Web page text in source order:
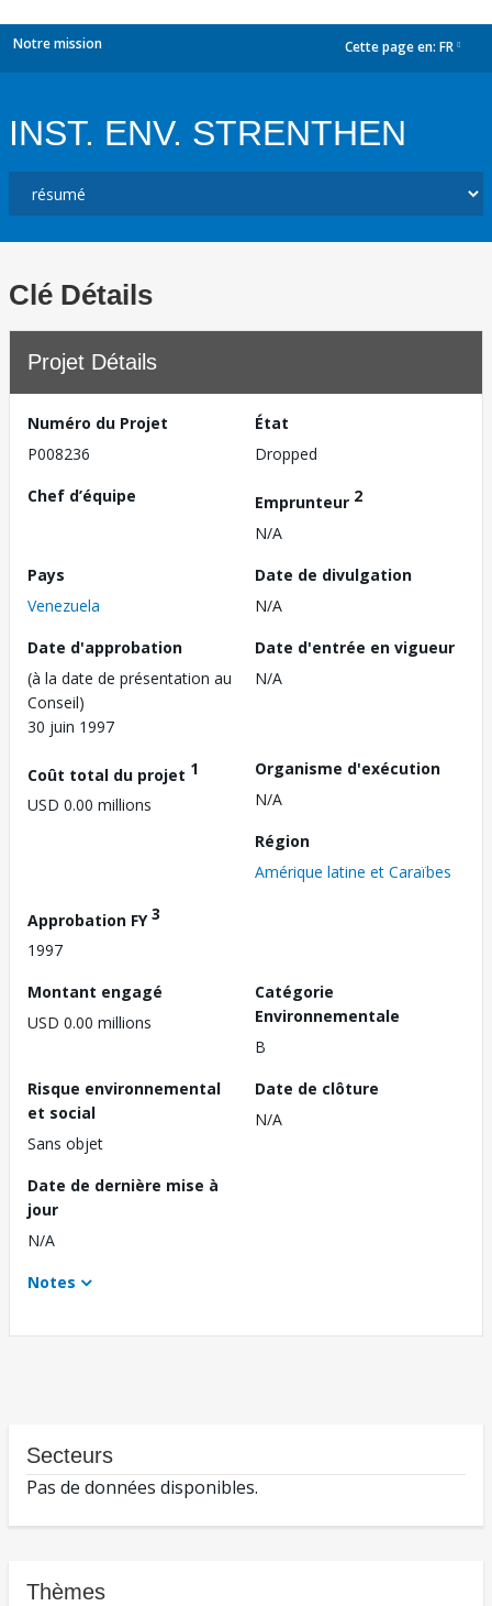
Notre mission Cette page en: FR
INST. ENV. STRENTHEN
Clé Détails
Projet Détails
Numéro du Projet
P008236
État
Dropped
Chef d’équipe
Emprunteur 2
N/A
Pays
Venezuela
Date de divulgation
N/A
Date d'approbation
(à la date de présentation au
Conseil)
30 juin 1997
Date d'entrée en vigueur
N/A
Coût total du projet 1
USD 0.00 millions
Organisme d'exécution
N/A
Région
Amérique latine et Caraïbes
Approbation FY3
1997
Montant engagé
USD 0.00 millions
Catégorie
Environnementale
B
Risque environnemental
et social
Sans objet
Date de clôture
N/A
Date de dernière mise à
jour
N/A
Notes
Secteurs
Pas de données disponibles.
Thèmes